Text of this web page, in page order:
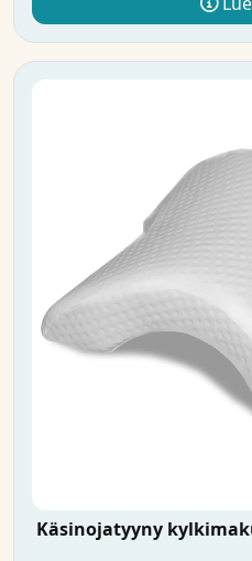
Käsinojatyyny